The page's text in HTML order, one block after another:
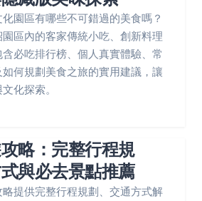
園區有哪些不可錯過的美食嗎？
區內的客家傳統小吃、創新料理
必吃排行榜、個人真實體驗、常
何規劃美食之旅的實用建議，讓
化探索。
略：完整行程規
與必去景點推薦
提供完整行程規劃、交通方式解